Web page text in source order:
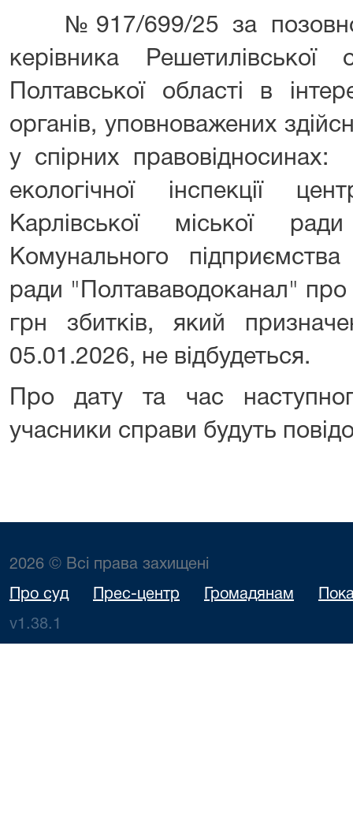
№917/699/25 за
керівника Решетилівської
Полтавської області в
органів, уповноважених
у спірних
екологічної інспекції
Карлівської міської
Комунального
ради "Полтававодоканал"
грн збитків, який
05.01.2026, не відбудеться.
Про дату та час
учасники справи будуть
2026 © Всі права захищені
Про суд Прес-центр Громадянам
v1.38.1